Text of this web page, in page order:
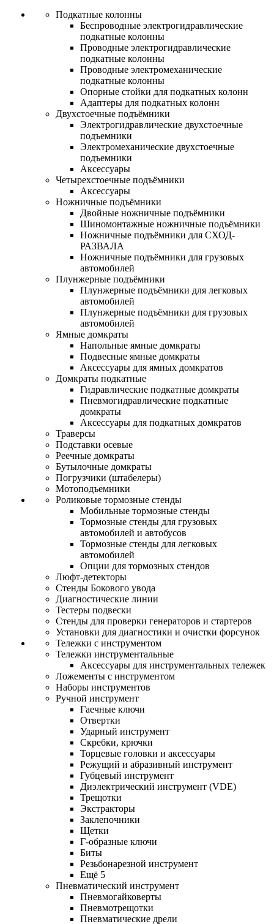
Подкатные колонны
Беспроводные электрогидравлические
подкатные колонны
Проводные электрогидравлические
подкатные колонны
Проводные электромеханические
подкатные колонны
Опорные стойки для подкатных колонн
Адаптеры для подкатных колонн
Двухстоечные подъёмники
Электрогидравлические двухстоечные
подъемники
Электромеханические двухстоечные
подъемники
Аксессуары
Четырехстоечные подъёмники
Аксессуары
Ножничные подъёмники
Двойные ножничные подъёмники
Шиномонтажные ножничные подъёмники
Ножничные подъёмники для СХОД-
РАЗВАЛА
Ножничные подъёмники для грузовых
автомобилей
Плунжерные подъёмники
Плунжерные подъёмники для легковых
автомобилей
Плунжерные подъёмники для грузовых
автомобилей
Ямные домкраты
Напольные ямные домкраты
Подвесные ямные домкраты
Аксессуары для ямных домкратов
Домкраты подкатные
Гидравлические подкатные домкраты
Пневмогидравлические подкатные
домкраты
Аксессуары для подкатных домкратов
Траверсы
Подставки осевые
Реечные домкраты
Бутылочные домкраты
Погрузчики (штабелеры)
Мотоподъемники
Роликовые тормозные стенды
Мобильные тормозные стенды
Тормозные стенды для грузовых
автомобилей и автобусов
Тормозные стенды для легковых
автомобилей
Опции для тормозных стендов
Люфт-детекторы
Стенды Бокового увода
Диагностические линии
Тестеры подвески
Стенды для проверки генераторов и стартеров
Установки для диагностики и очистки форсунок
Тележки с инструментом
Тележки инструментальные
Аксессуары для инструментальных тележек
Ложементы с инструментом
Наборы инструментов
Ручной инструмент
Гаечные ключи
Отвертки
Ударный инструмент
Скребки, крючки
Торцевые головки и аксессуары
Режущий и абразивный инструмент
Губцевый инструмент
Диэлектрический инструмент (VDE)
Трещотки
Экстракторы
Заклепочники
Щетки
Г-образные ключи
Биты
Резьбонарезной инструмент
Ещё 5
Пневматический инструмент
Пневмогайковерты
Пневмотрещотки
Пневматические дрели